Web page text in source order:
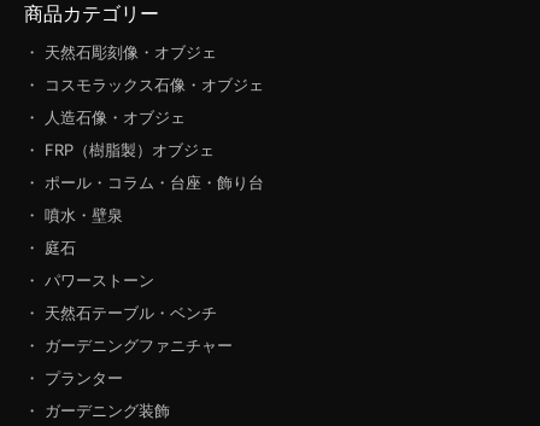
商品カテゴリー
・ 天然石彫刻像・オブジェ
・ コスモラックス石像・オブジェ
・ 人造石像・オブジェ
・ FRP（樹脂製）オブジェ
・ ポール・コラム・台座・飾り台
・ 噴水・壁泉
・ 庭石
・ パワーストーン
・ 天然石テーブル・ベンチ
・ ガーデニングファニチャー
・ プランター
・ ガーデニング装飾